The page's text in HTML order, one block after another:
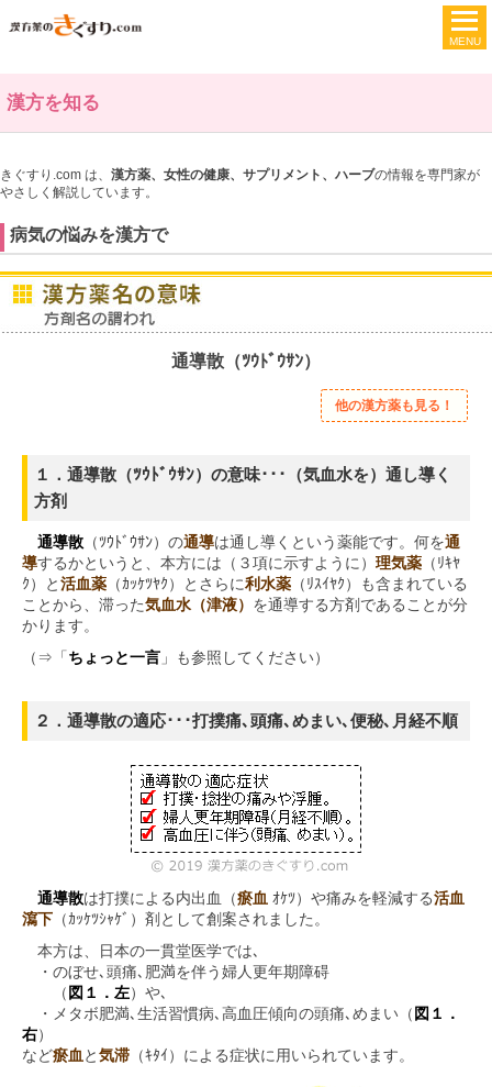
漢方を知る
きぐすり.com は、 漢方薬、女性の健康、サプリメント、ハーブの情報を専門家が
やさしく解説しています。
病気の悩みを漢方で
通導散（ﾂｳﾄﾞｳｻﾝ）
他の漢方薬も見る！
１．通導散（ﾂｳﾄﾞｳｻﾝ）の意味･･･（気血水を）通し導く
方剤
通導散 （ﾂｳﾄﾞｳｻﾝ）の通導は通し導くという薬能です。何を通
導するかというと、本方には（３項に示すように） 理気薬 （ﾘｷﾔ
ｸ）と 活血薬 （ｶｯｹﾂﾔｸ）とさらに利水薬 （ﾘｽｲﾔｸ）も含まれている
ことから、滞った気血水（津液） を通導する方剤であることが分
かります。
（⇒「 ちょっと一言 」も参照してください）
２．通導散の適応･･･打撲痛､頭痛､めまい､便秘､月経不順
通導散は打撲による内出血（瘀血 ｵｹﾂ）や痛みを軽減する活血
瀉下 （ｶｯｹﾂｼｬｹﾞ）剤として創案されました。
本方は、日本の一貫堂医学では､
・のぼせ､頭痛､肥満を伴う婦人更年期障碍
（ 図１．左）や､
・メタボ肥満､生活習慣病､高血圧傾向の頭痛､めまい（ 図１．
右）
など瘀血と 気滞 （ｷﾀｲ）による症状に用いられています。